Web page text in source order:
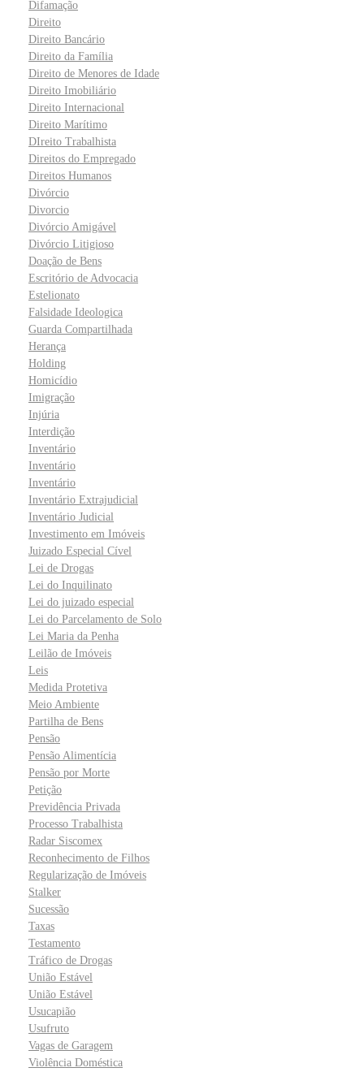
Difamação
Direito
Direito Bancário
Direito da Família
Direito de Menores de Idade
Direito Imobiliário
Direito Internacional
Direito Marítimo
DIreito Trabalhista
Direitos do Empregado
Direitos Humanos
Divórcio
Divorcio
Divórcio Amigável
Divórcio Litigioso
Doação de Bens
Escritório de Advocacia
Estelionato
Falsidade Ideologica
Guarda Compartilhada
Herança
Holding
Homicídio
Imigração
Injúria
Interdição
Inventário
Inventário
Inventário
Inventário Extrajudicial
Inventário Judicial
Investimento em Imóveis
Juizado Especial Cível
Lei de Drogas
Lei do Inquilinato
Lei do juizado especial
Lei do Parcelamento de Solo
Lei Maria da Penha
Leilão de Imóveis
Leis
Medida Protetiva
Meio Ambiente
Partilha de Bens
Pensão
Pensão Alimentícia
Pensão por Morte
Petição
Previdência Privada
Processo Trabalhista
Radar Siscomex
Reconhecimento de Filhos
Regularização de Imóveis
Stalker
Sucessão
Taxas
Testamento
Tráfico de Drogas
União Estável
União Estável
Usucapião
Usufruto
Vagas de Garagem
Violência Doméstica